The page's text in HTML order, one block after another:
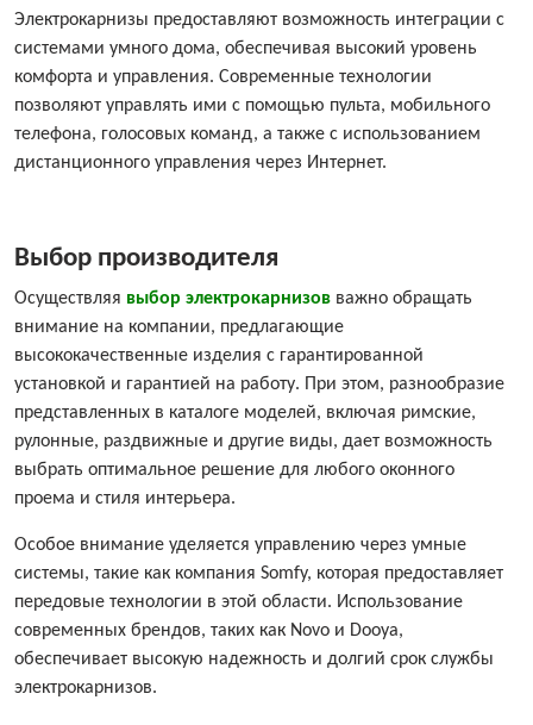
Электрокарнизы предоставляют возможность интеграции с
системами умного дома, обеспечивая высокий уровень
комфорта и управления. Современные технологии
позволяют управлять ими с помощью пульта, мобильного
телефона, голосовых команд, а также с использованием
дистанционного управления через Интернет.
Выбор производителя
Осуществляя выбор электрокарнизов важно обращать
внимание на компании, предлагающие
высококачественные изделия с гарантированной
установкой и гарантией на работу. При этом, разнообразие
представленных в каталоге моделей, включая римские,
рулонные, раздвижные и другие виды, дает возможность
выбрать оптимальное решение для любого оконного
проема и стиля интерьера.
Особое внимание уделяется управлению через умные
системы, такие как компания Somfy, которая предоставляет
передовые технологии в этой области. Использование
современных брендов, таких как Novo и Dooya,
обеспечивает высокую надежность и долгий срок службы
электрокарнизов.